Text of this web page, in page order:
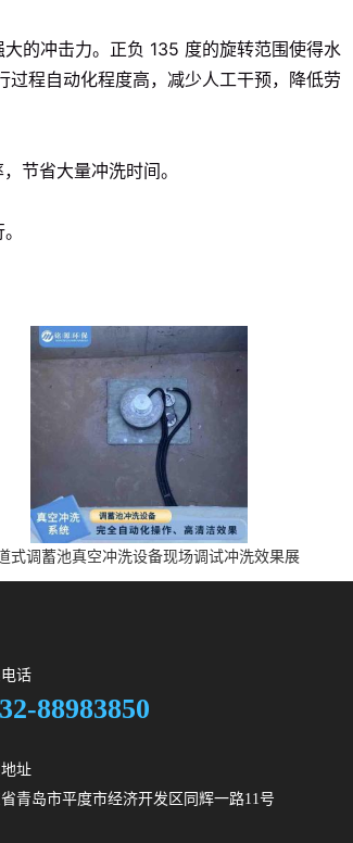
的冲击力。正负 135 度的旋转范围使得水
程自动化程度高，减少人工干预，降低劳
节省大量冲洗时间。
式调蓄池真空冲洗设备现场调试冲洗效果展
示 上门安装调试
话
88983850
址
青岛市平度市经济开发区同辉一路11号